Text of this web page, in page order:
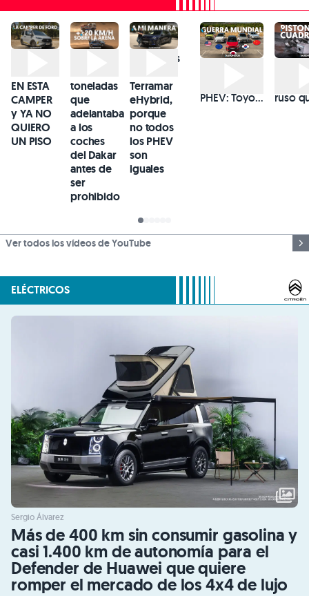
EN ESTA
CAMPER
y YA NO
QUIERO
UN PISO
toneladas
que
adelantaba
a los
coches
del Dakar
antes de
ser
prohibido
Probamos
Terramar
eHybrid,
porque
no todos
los PHEV
son
iguales
PHEV: Toyota
ruso
Ver todos los vídeos de YouTube
ELÉCTRICOS
Sergio Álvarez
Más de 400 km sin consumir gasolina y
casi 1.400 km de autonomía para el
Defender de Huawei que quiere
romper el mercado de los 4x4 de lujo